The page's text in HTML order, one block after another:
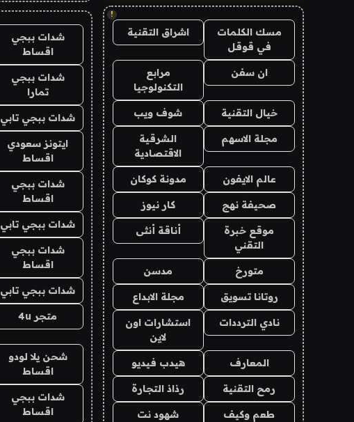
!
مسك الكلمات
في قوقل
اشراق التقنية
ان سفن
مرابع
التكنولوجيا
خيال التقنية شوف ويب
مجلة الاسهم
الشرقية
الاقتصادية
عالم الايفون مدونة كوكان
صحيفة نهج كار نيوز
موقع خبرة
التقني
أناقة أنثى
متورخ مدسن
روتانا تسويق مجلة الابداع
نادي الترددات
استشارات اون
لاين
المعارف هيدب فيديو
رمح التقنية رذاذ التجارة
طعم وكيف شهود نت
شدات ببجي
اقساط
شدات ببجي
تمارا
شدات ببجي تابي
ايتونز سعودي
اقساط
شدات ببجي
اقساط
شدات ببجي تابي
شدات ببجي
اقساط
شدات ببجي تابي
متجر 4u
شحن يلا لودو
اقساط
شدات ببجي
اقساط